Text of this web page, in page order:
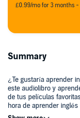
£0.99/mo for 3 months
Summary
¿Te gustaría aprender
este audiolibro y
de tus películas
hora de aprender
somos constantes?